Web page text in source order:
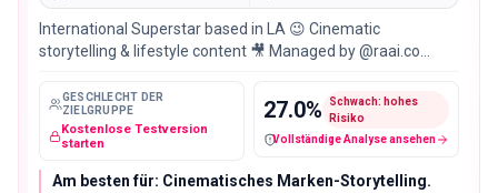
International Superstar based in LA 😉 Cinematic
storytelling & lifestyle content 🎥 Managed by @raai.co
GESCHLECHT DER
ZIELGRUPPE
Kostenlose Testversion
starten
27.0%
Schwach: hohes
Risiko
Fake-Follower / verdächtige Konten
Vollständige Analyse ansehen
Am besten für: Cinematisches Marken-Storytelling.